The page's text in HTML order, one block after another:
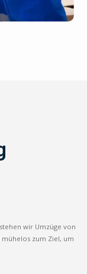
wir Umzüge von
zum Ziel, um